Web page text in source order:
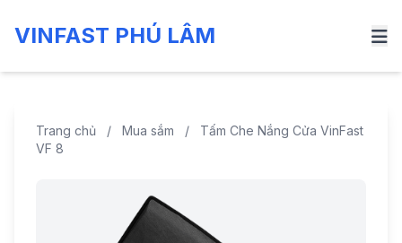
VINFAST PHÚ LÂM
Trang chủ / Mua sắm /
Tấm Che Nắng Cửa VinFast
VF 8